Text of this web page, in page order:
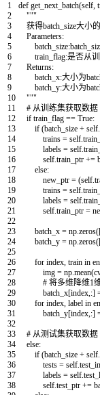
1
2
3
4
5
6
7
8
9
10
11
12
13
14
15
16
17
18
19
20
21
22
23
24
25
26
27
28
29
30
31
32
33
34
35
36
37
38
def get_next_batch(self,
"""
获得batch_size大小
Parameters:
train_flag:是否从训
Returns:
batch_x:大小为
batch_y:大小为
"""
# 从训练集获取数据
if train_flag == True:
if (batch_size + self.
trains = self.
labels = self.
self.train_ptr +=
else:
new_ptr = (self.
trains = self.
labels = self.
self.train_ptr =
batch_x = np.zeros(
batch_y = np.zeros(
for index, train in
img = np.mean(
# 将多维降维1
batch_x[index,:]
for index, label in
batch_y[index,:]
# 从测试集获取数据
else:
if (batch_size + self.
tests = self.
labels = self.
self.test_ptr +=